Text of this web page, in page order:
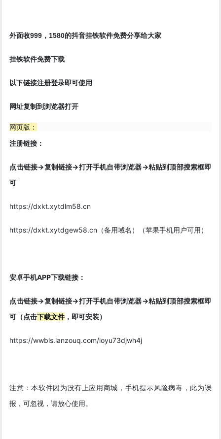
外面收999，1580的抖音挂铁软件免费分享给大家
挂铁软件免费下载
以下链接注册登录即可使用
网址复制到浏览器打开
网页版：
注册链接：
点击链接->复制链接->打开手机自带浏览器->粘贴到顶部搜索框即
可
https://dxkt.xytdlm58.cn
https://dxkt.xytdgew58.cn（备用域名）（苹果手机用户可用）
安卓手机APP下载链接：
点击链接->复制链接->打开手机自带浏览器->粘贴到顶部搜索框即
可（点击下载文件，即可安装）
https://wwbls.lanzouq.com/ioyu73djwh4j
注意：本软件因为没有上应用商城，手机提示风险病毒，此为误
报，可忽视，请放心使用。